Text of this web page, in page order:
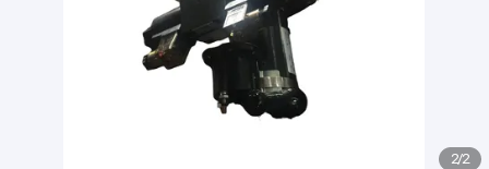
2/2